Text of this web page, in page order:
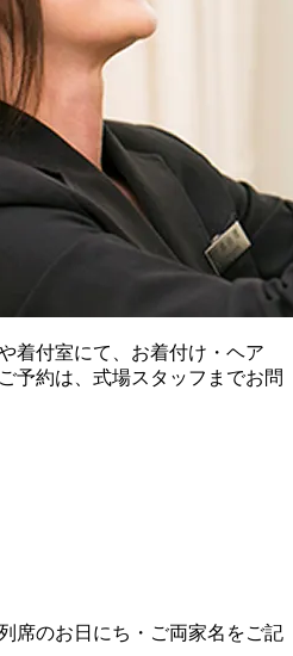
着付室にて、お着付け・ヘア
予約は、式場スタッフまでお問
席のお日にち・ご両家名をご記